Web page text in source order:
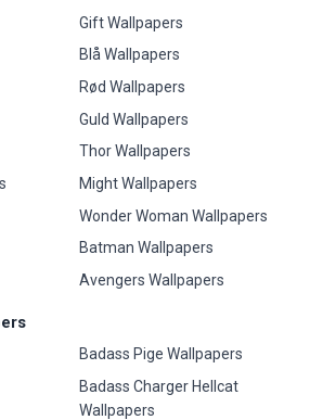
Gift Wallpapers
Blå Wallpapers
Rød Wallpapers
Guld Wallpapers
Thor Wallpapers
Might Wallpapers
Wonder Woman Wallpapers
Batman Wallpapers
Avengers Wallpapers
Badass Pige Wallpapers
Badass Charger Hellcat
Wallpapers